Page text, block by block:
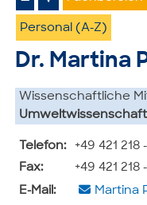
Personal (A-Z)
Dr. Martina
Wissenschaftliche
Telefon:
+49 421 218
Fax:
+49 421 218
E-Mail:
Martina